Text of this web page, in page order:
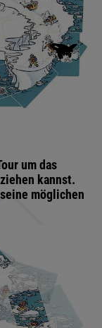
um das
kannst.
möglichen